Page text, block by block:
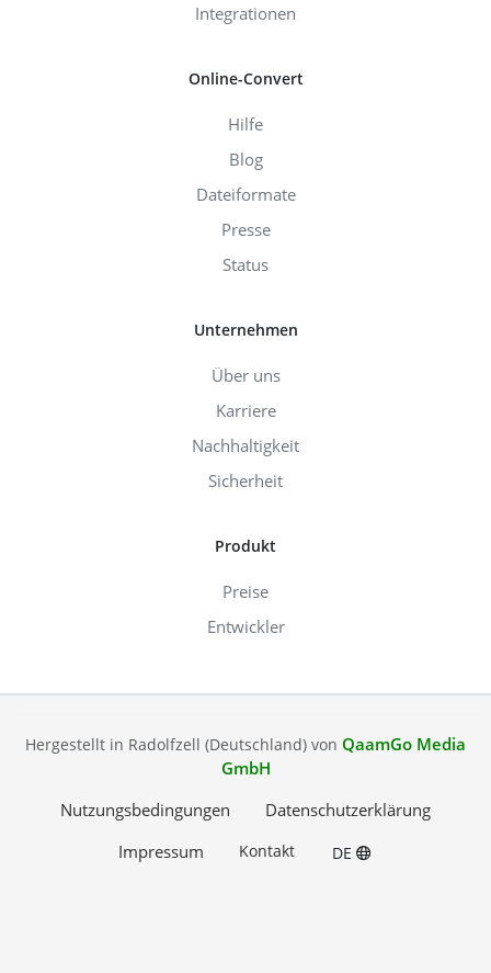
Integrationen
Online-Convert
Hilfe
Blog
Dateiformate
Presse
Status
Unternehmen
Über uns
Karriere
Nachhaltigkeit
Sicherheit
Produkt
Preise
Entwickler
Hergestellt in Radolfzell (Deutschland) von QaamGo Media
GmbH
Nutzungsbedingungen
Datenschutzerklärung
Impressum
Kontakt DE